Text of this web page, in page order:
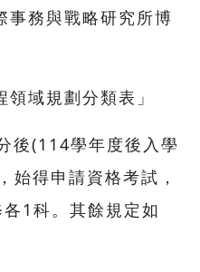
事務與戰略研究所博
域規劃分類表」
後(114學年度後入學
始得申請資格考試，
1科。其餘規定如